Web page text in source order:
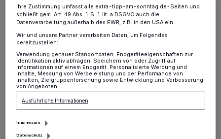
Von der Redaktion
S chlüsselelement ist das von RAG Montan
Immobilien und der Stadtverwaltung neu
geschaffene Kreativ.Quartier Lohberg (K.QL):
Ihre Zustimmung umfasst alle extra-tipp-am-sonntag.de-Seiten und
schließt gem. Art. 49 Abs. 1 S. 1 lit. a DSGVO auch die
Datenverarbeitung außerhalb des EWR, z.B. in den USA ein.
Wir und unsere Partner verarbeiten Daten, um Folgendes
bereitzustellen:
Verwendung genauer Standortdaten. Endgeräteeigenschaften zur
Identifikation aktiv abfragen. Speichern von oder Zugriff auf
Informationen auf einem Endgerät. Personalisierte Werbung und
Inhalte, Messung von Werbeleistung und der Performance von
Inhalten, Zielgruppenforschung sowie Entwicklung und Verbesserung
von Angeboten.
Ausführliche Informationen
Impressum
Datenschutz